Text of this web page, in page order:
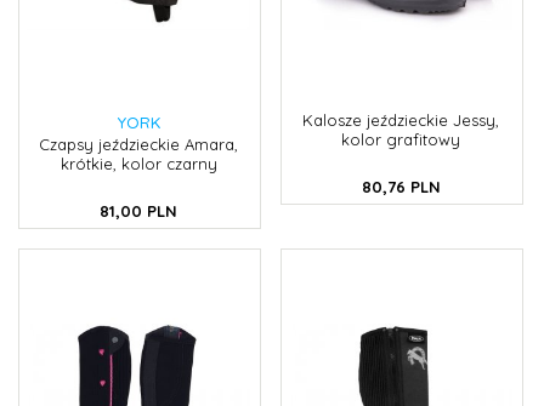
YORK
Czapsy jeździeckie Amara,
krótkie, kolor czarny
81,00 PLN
Kalosze jeździeckie Jessy,
kolor grafitowy
80,76 PLN